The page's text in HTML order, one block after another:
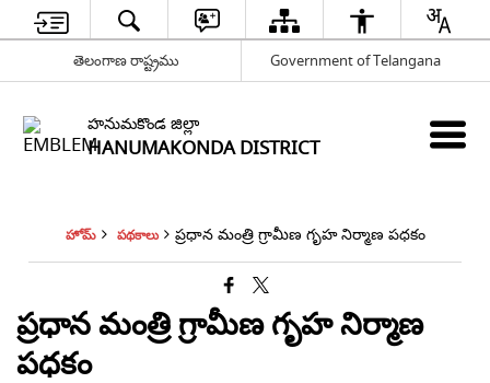
తెలంగాణ రాష్ట్రము Government of Telangana
హనుమకొండ జిల్లా
HANUMAKONDA DISTRICT
హోమ్ పథకాలు ప్రధాన మంత్రి గ్రామీణ గృహ నిర్మాణ పధకం
ప్రధాన మంత్రి గ్రామీణ గృహ నిర్మాణ
పధకం